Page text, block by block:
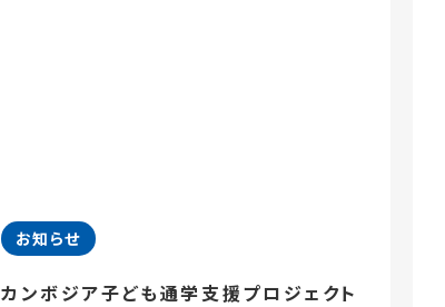
お知らせ
カンボジア子ども通学支援プロジェクト